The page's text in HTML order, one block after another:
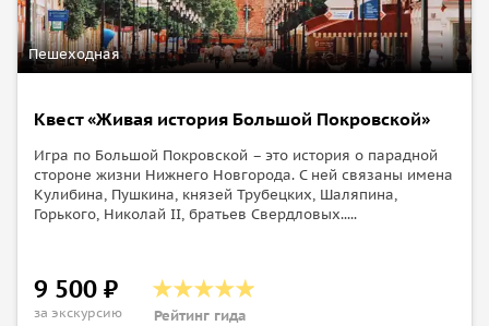
Пешеходная
Квест «Живая история Большой Покровской»
Игра по Большой Покровской – это история о парадной
стороне жизни Нижнего Новгорода. С ней связаны имена
Кулибина, Пушкина, князей Трубецких, Шаляпина,
Горького, Николай II, братьев Свердловых.....
9 500 ₽
за экскурсию Рейтинг гида